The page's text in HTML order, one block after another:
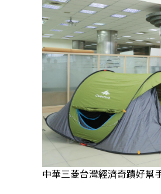
中華三菱台灣經濟奇蹟好幫